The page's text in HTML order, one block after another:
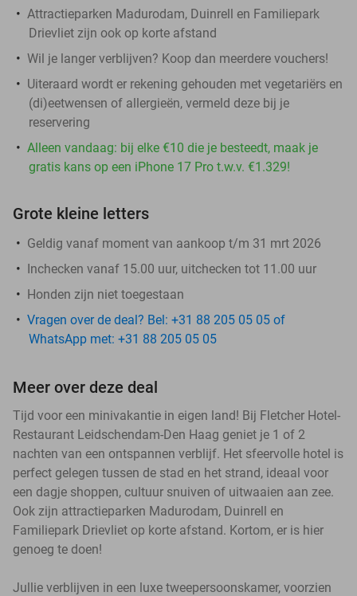
Attractieparken Madurodam, Duinrell en Familiepark
Drievliet zijn ook op korte afstand
Wil je langer verblijven? Koop dan meerdere vouchers!
Uiteraard wordt er rekening gehouden met vegetariërs en
(di)eetwensen of allergieën, vermeld deze bij je
reservering
Alleen vandaag: bij elke €10 die je besteedt, maak je
gratis kans op een iPhone 17 Pro t.w.v. €1.329!
Grote kleine letters
Geldig vanaf moment van aankoop t/m 31 mrt 2026
Inchecken vanaf 15.00 uur, uitchecken tot 11.00 uur
Honden zijn niet toegestaan
Vragen over de deal? Bel: +31 88 205 05 05 of
WhatsApp met: +31 88 205 05 05
Meer over deze deal
Tijd voor een minivakantie in eigen land! Bij Fletcher Hotel-
Restaurant Leidschendam-Den Haag geniet je 1 of 2
nachten van een ontspannen verblijf. Het sfeervolle hotel is
perfect gelegen tussen de stad en het strand, ideaal voor
een dagje shoppen, cultuur snuiven of uitwaaien aan zee.
Ook zijn attractieparken Madurodam, Duinrell en
Familiepark Drievliet op korte afstand. Kortom, er is hier
genoeg te doen!
Jullie verblijven in een luxe tweepersoonskamer, voorzien